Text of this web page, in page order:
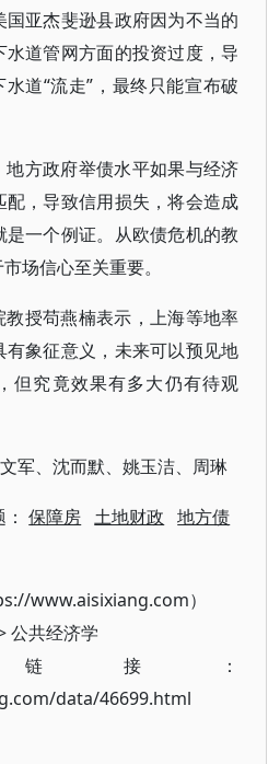
亚杰斐逊县政府因为不当的
道管网方面的投资过度，导
道“流走”，最终只能宣布破
方政府举债水平如果与经济
，导致信用损失，将会造成
一个例证。从欧债危机的教
场信心至关重要。
授苟燕楠表示，上海等地率
象征意义，未来可以预见地
但究竟效果有多大仍有待观
军、沈而默、姚玉洁、周琳
：保障房 土地财政 地方债
www.aisixiang.com）
公共经济学
接：
data/46699.html